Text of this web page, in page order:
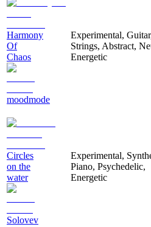
Harmony
Of
Chaos
moodmode
Experimental,
Strings, Abstract,
Energetic
Circles
on the
water
Solovev
Experimental,
Piano, Psychedelic,
Energetic